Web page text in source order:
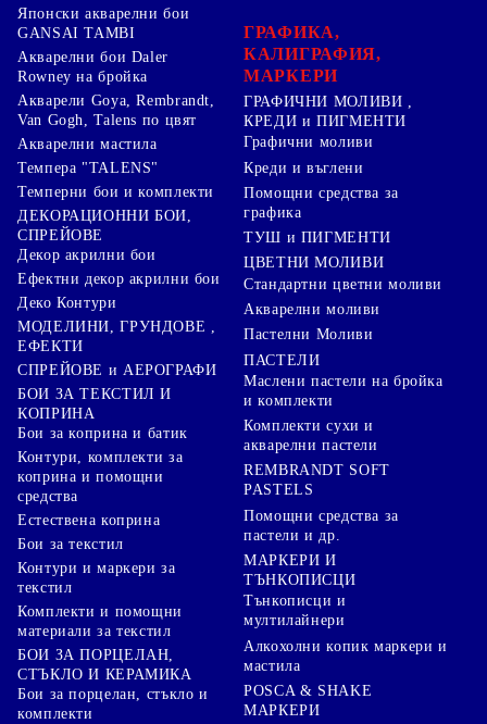
Японски акварелни бои
GANSAI TAMBI
Акварелни бои Daler
Rowney на бройка
Акварели Goya, Rembrandt,
Van Gogh, Talens по цвят
Акварелни мастила
Темпера "TALENS"
Темперни бои и комплекти
ДЕКОРАЦИОННИ БОИ,
СПРЕЙОВЕ
Декор акрилни бои
Ефектни декор акрилни бои
Деко Контури
МОДЕЛИНИ, ГРУНДОВЕ ,
ЕФЕКТИ
СПРЕЙОВЕ и АЕРОГРАФИ
БОИ ЗА ТЕКСТИЛ И
КОПРИНА
Бои за коприна и батик
Контури, комплекти за
коприна и помощни
средства
Естествена коприна
Бои за текстил
Контури и маркери за
текстил
Комплекти и помощни
материали за текстил
БОИ ЗА ПОРЦЕЛАН,
СТЪКЛО И КЕРАМИКА
Бои за порцелан, стъкло и
комплекти
ГРАФИКА,
КАЛИГРАФИЯ,
МАРКЕРИ
ГРАФИЧНИ МОЛИВИ ,
КРЕДИ и ПИГМЕНТИ
Графични моливи
Креди и въглени
Помощни средства за
графика
ТУШ и ПИГМЕНТИ
ЦВЕТНИ МОЛИВИ
Стандартни цветни моливи
Акварелни моливи
Пастелни Моливи
ПАСТЕЛИ
Маслени пастели на бройка
и комплекти
Комплекти сухи и
акварелни пастели
REMBRANDT SOFT
PASTELS
Помощни средства за
пастели и др.
МАРКЕРИ И
ТЪНКОПИСЦИ
Тънкописци и
мултилайнери
Алкохолни копик маркери и
мастила
POSCA & SHAKE
МАРКЕРИ